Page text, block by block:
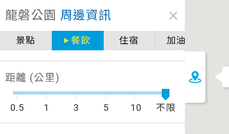
關閉
圖例說明
景點
飲水
餐飲
無障礙廁所
龍磐公園 周邊資訊
景點 餐飲 住宿 加油站
距離 (公里)
0.5 1 3 5 10 不限